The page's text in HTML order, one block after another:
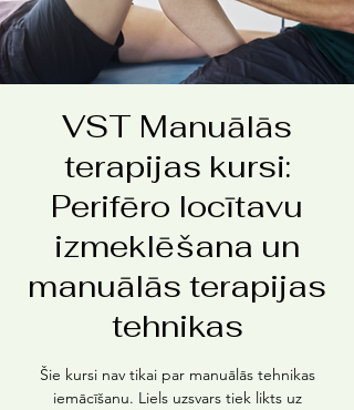
VST Manuālās
terapijas kursi:
Perifēro locītavu
izmeklēšana un
manuālās terapijas
tehnikas
Šie kursi nav tikai par manuālās tehnikas
iemācīšanu. Liels uzsvars tiek likts uz